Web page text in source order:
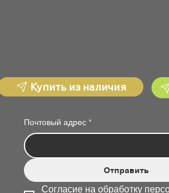
Почтовый адрес *
Отправить
Согласие на обработку
Купить из наличия